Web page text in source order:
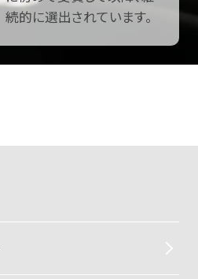
続的に選出されています。